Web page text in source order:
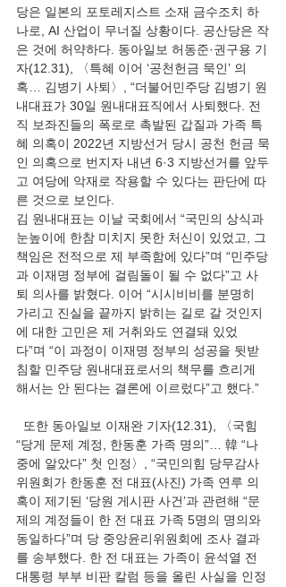
당은 일본의 포토레지스트 소재 금수조치 하
나로, AI 산업이 무너질 상황이다. 공산당은 작
은 것에 허약하다. 동아일보 허동준·권구용 기
자(12.31), 〈특혜 이어 ‘공천헌금 묵인’ 의
혹… 김병기 사퇴〉, “더불어민주당 김병기 원
내대표가 30일 원내대표직에서 사퇴했다. 전
직 보좌진들의 폭로로 촉발된 갑질과 가족 특
혜 의혹이 2022년 지방선거 당시 공천 헌금 묵
인 의혹으로 번지자 내년 6·3 지방선거를 앞두
고 여당에 악재로 작용할 수 있다는 판단에 따
른 것으로 보인다.
김 원내대표는 이날 국회에서 “국민의 상식과
눈높이에 한참 미치지 못한 처신이 있었고, 그
책임은 전적으로 제 부족함에 있다”며 “민주당
과 이재명 정부에 걸림돌이 될 수 없다”고 사
퇴 의사를 밝혔다. 이어 “시시비비를 분명히
가리고 진실을 끝까지 밝히는 길로 갈 것인지
에 대한 고민은 제 거취와도 연결돼 있었
다”며 “이 과정이 이재명 정부의 성공을 뒷받
침할 민주당 원내대표로서의 책무를 흐리게
해서는 안 된다는 결론에 이르렀다”고 했다.”
“당게 문제 계정, 한동훈 가족 명의”… 韓 “나
중에 알았다” 첫 인정〉, “국민의힘 당무감사
위원회가 한동훈 전 대표(사진) 가족 연루 의
혹이 제기된 ‘당원 게시판 사건’과 관련해 “문
제의 계정들이 한 전 대표 가족 5명의 명의와
동일하다”며 당 중앙윤리위원회에 조사 결과
를 송부했다. 한 전 대표는 가족이 윤석열 전
대통령 부부 비판 칼럼 등을 올린 사실을 인정